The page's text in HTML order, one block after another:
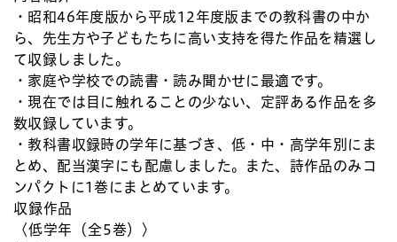
・昭和46年度版から平成12年度版までの教科書の中か
ら、先生方や子どもたちに高い支持を得た作品を精選し
て収録しました。
・家庭や学校での読書・読み聞かせに最適です。
・現在では目に触れることの少ない、定評ある作品を多
数収録しています。
・教科書収録時の学年に基づき、低・中・高学年別にま
とめ、配当漢字にも配慮しました。また、詩作品のみコ
ンパクトに1巻にまとめています。
収録作品
〈低学年（全5巻）〉